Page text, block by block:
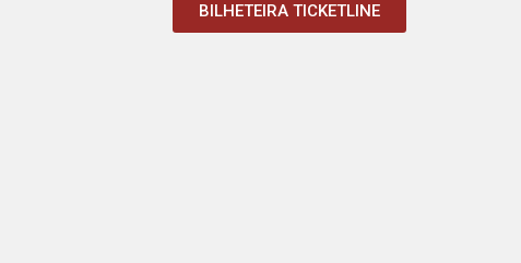
BILHETEIRA TICKETLINE